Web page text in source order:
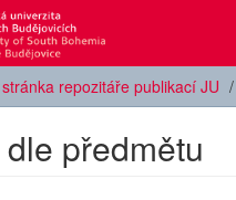
repozitáře publikací JU
předmětu